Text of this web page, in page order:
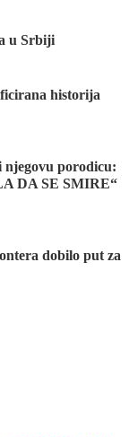
u Srbiji
historija
njegovu porodicu:
DA SE SMIRE“
dobilo put za